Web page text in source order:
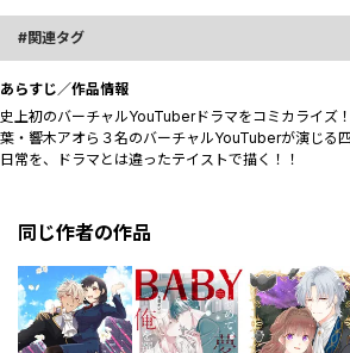
関連タグ
あらすじ／作品情報
史上初のバーチャルYouTuberドラマをコミカライズ
葉・響木アオら３名のバーチャルYouTuberが演じる
日常を、ドラマとは違ったテイストで描く！！
同じ作者の作品